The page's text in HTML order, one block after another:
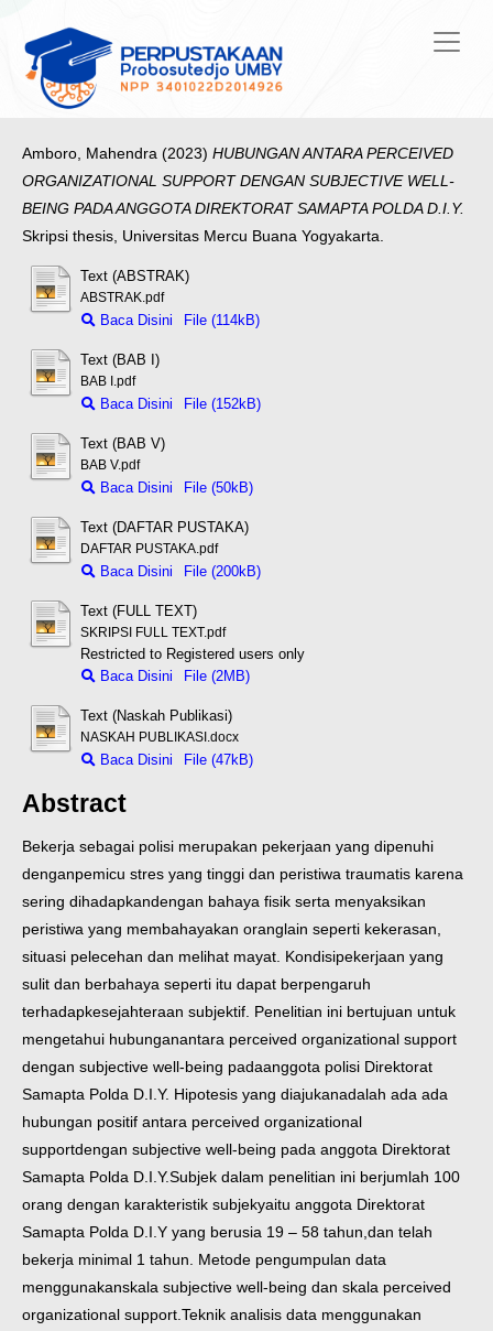
Amboro, Mahendra (2023) HUBUNGAN ANTARA PERCEIVED
ORGANIZATIONAL SUPPORT DENGAN SUBJECTIVE WELL-
BEING PADA ANGGOTA DIREKTORAT SAMAPTA POLDA D.I.Y.
Skripsi thesis, Universitas Mercu Buana Yogyakarta.
Text (ABSTRAK)
ABSTRAK.pdf
Baca Disini File (114kB)
Text (BAB I)
BAB I.pdf
Baca Disini File (152kB)
Text (BAB V)
BAB V.pdf
Baca Disini File (50kB)
Text (DAFTAR PUSTAKA)
DAFTAR PUSTAKA.pdf
Baca Disini File (200kB)
Text (FULL TEXT)
SKRIPSI FULL TEXT.pdf
Restricted to Registered users only
Baca Disini
File (2MB)
Text (Naskah Publikasi)
NASKAH PUBLIKASI.docx
Baca Disini File (47kB)
Abstract
Bekerja sebagai polisi merupakan pekerjaan yang dipenuhi
denganpemicu stres yang tinggi dan peristiwa traumatis karena
sering dihadapkandengan bahaya fisik serta menyaksikan
peristiwa yang membahayakan oranglain seperti kekerasan,
situasi pelecehan dan melihat mayat. Kondisipekerjaan yang
sulit dan berbahaya seperti itu dapat berpengaruh
terhadapkesejahteraan subjektif. Penelitian ini bertujuan untuk
mengetahui hubunganantara perceived organizational support
dengan subjective well-being padaanggota polisi Direktorat
Samapta Polda D.I.Y. Hipotesis yang diajukanadalah ada ada
hubungan positif antara perceived organizational
supportdengan subjective well-being pada anggota Direktorat
Samapta Polda D.I.Y.Subjek dalam penelitian ini berjumlah 100
orang dengan karakteristik subjekyaitu anggota Direktorat
Samapta Polda D.I.Y yang berusia 19 – 58 tahun, dan telah
bekerja minimal 1 tahun. Metode pengumpulan data
menggunakanskala subjective well-being dan skala perceived
organizational support. Teknik analisis data menggunakan